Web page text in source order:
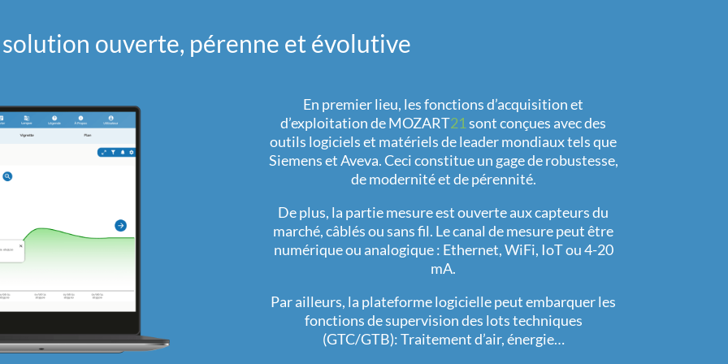
ouverte, pérenne et évolutive
En premier lieu, les fonctions d’acquisition et
d’exploitation de MOZART21 sont conçues avec des
outils logiciels et matériels de leader mondiaux tels que
Siemens et Aveva. Ceci constitue un gage de robustesse,
de modernité et de pérennité.
De plus, la partie mesure est ouverte aux capteurs du
marché, câblés ou sans fil. Le canal de mesure peut être
numérique ou analogique : Ethernet, WiFi, IoT ou 4-20
mA.
Par ailleurs, la plateforme logicielle peut embarquer les
fonctions de supervision des lots techniques
(GTC/GTB): Traitement d’air, énergie…